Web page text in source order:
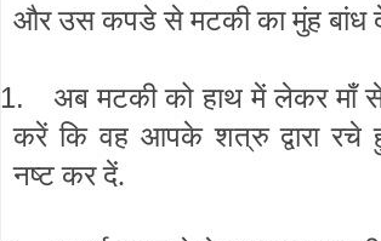
और उस कपडे से मटकी का मुंह बांध
अब मटकी को हाथ में लेकर माँ से
करें कि वह आपके शत्रु द्वारा रचे
नष्ट कर दें.